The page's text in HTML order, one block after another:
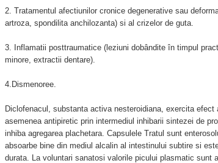
2. Tratamentul afectiunilor cronice degenerative sau
artroza, spondilita anchilozanta) si al crizelor de guta.
3. Inflamatii posttraumatice (leziuni dobândite în timpul
minore, extractii dentare).
4.Dismenoree.
Diclofenacul, substanta activa nesteroidiana, exercita
asemenea antipiretic prin intermediul inhibarii sintezei de
inhiba agregarea plachetara. Capsulele Tratul sunt
absoarbe bine din mediul alcalin al intestinului subtire si
durata. La voluntari sanatosi valorile picului plasmatic sunt